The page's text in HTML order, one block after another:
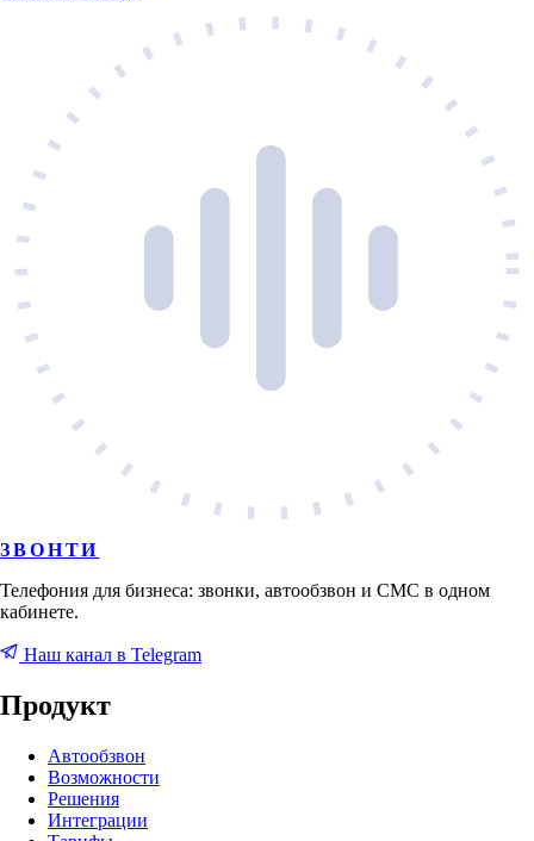
ЗВОНТИ
Телефония для бизнеса: звонки, автообзвон и СМС в одном
кабинете.
Наш канал в Telegram
Продукт
Автообзвон
Возможности
Решения
Интеграции